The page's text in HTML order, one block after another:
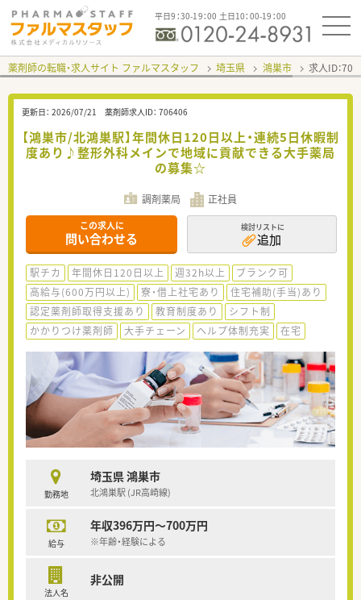
平日9：30-19：00 土日10：00-19：00
薬剤師の転職・求人サイト ファルマスタッフ 埼玉県 鴻巣市 求人ID：
更新日： 2026/07/21 薬剤師求人ID： 706406
【鴻巣市/北鴻巣駅】年間休日120日以上・連続5日休暇制
度あり♪整形外科メインで地域に貢献できる大手薬局
の募集☆
調剤薬局 正社員
この求人に
問い合わせる
検討リストに
追加
駅チカ 年間休日120日以上 週32h以上
ブランク可
高給与(600万円以上)
寮・借上社宅あり
住宅補助(手当)あり
認定薬剤師取得支援あり
教育制度あり
シフト制
かかりつけ薬剤師
大手チェーン ヘルプ体制充実 在宅
勤務地
埼玉県 鴻巣市
北鴻巣駅 (JR高崎線)
給与
年収396万円～700万円
※年齢・経験による
法人名
非公開